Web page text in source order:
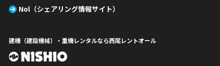
Nol（シェアリング情報サイト）
建機（建設機械）・重機レンタルなら西尾レントオール